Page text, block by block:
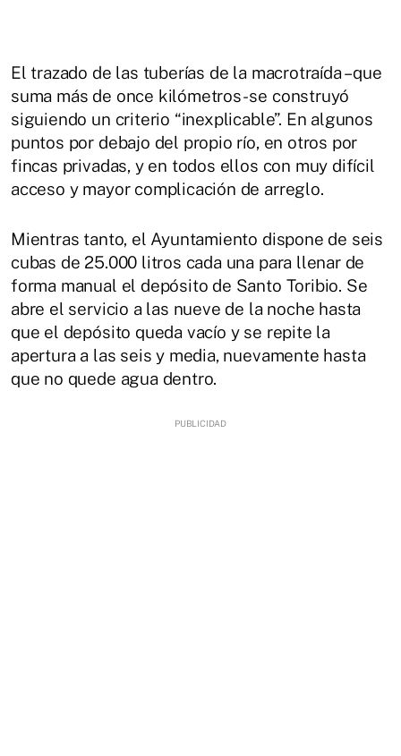
El trazado de las tuberías de la macrotraída –que
suma más de once kilómetros- se construyó
siguiendo un criterio “inexplicable”. En algunos
puntos por debajo del propio río, en otros por
fincas privadas, y en todos ellos con muy difícil
acceso y mayor complicación de arreglo.
Mientras tanto, el Ayuntamiento dispone de seis
cubas de 25.000 litros cada una para llenar de
forma manual el depósito de Santo Toribio. Se
abre el servicio a las nueve de la noche hasta
que el depósito queda vacío y se repite la
apertura a las seis y media, nuevamente hasta
que no quede agua dentro.